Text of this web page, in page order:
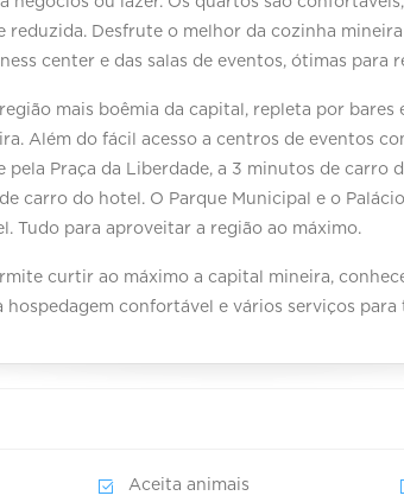
reduzida. Desfrute o melhor da cozinha
center e das salas de eventos, ótimas para
mais boêmia da capital, repleta por bares
Além do fácil acesso a centros de eventos
pela Praça da Liberdade, a 3 minutos de carro
carro do hotel. O Parque Municipal e o
Tudo para aproveitar a região ao máximo.
curtir ao máximo a capital mineira,
hospedagem confortável e vários serviços para
Aceita animais